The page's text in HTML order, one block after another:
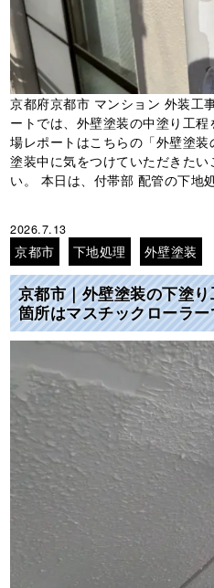
京都府京都市 マンション 外装工
ートでは、外壁塗装の中塗り工
場レポートはこちらの「外壁塗装
塗装中に気をつけていただきた
い。 本日は、付帯部 配管の下地
2026.7.13
京都市 下地処理 外壁塗装
京都市｜外壁塗装の下塗
箇所はマスチックローラ